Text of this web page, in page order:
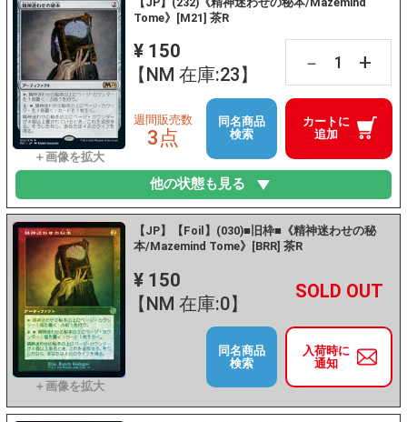
Tome》[M21] 茶R
¥ 150
【NM 在庫:23】
－ +
カートに
追加
週間販売数
3点
同名商品
検索
他の状態も見る
【JP】【Foil】(030)■旧枠■《精神迷わせの秘
本/Mazemind Tome》[BRR] 茶R
¥ 150
【NM 在庫:0】
－ +
入荷時に
通知
同名商品
検索